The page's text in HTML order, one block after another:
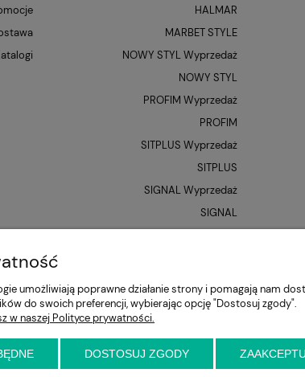
HALMAR
MARBET STYLE
NOWY STYL Wyprzedaż
NOWY STYL
PROFIM Wyprzedaż
PROFIM
SITPLUS Wyprzedaż
SITPLUS
SIGNAL Wyprzedaż
SIGNAL
ekspozycji). Prosimy o wcześniejszy kontakt przed wizytą
umożliwiają poprawne działanie strony i pomagają nam
do swoich preferencji, wybierając opcję "Dostosuj zgody".
w naszej Polityce prywatności.
DOSTOSUJ ZGODY